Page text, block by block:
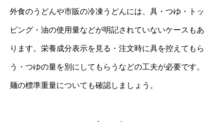
外食のうどんや市販の冷凍うどんには、具・つゆ・トッ
ピング・油の使用量などが明記されていないケースもあ
ります。栄養成分表示を見る・注文時に具を控えてもら
う・つゆの量を別にしてもらうなどの工夫が必要です。
麺の標準重量についても確認しましょう。